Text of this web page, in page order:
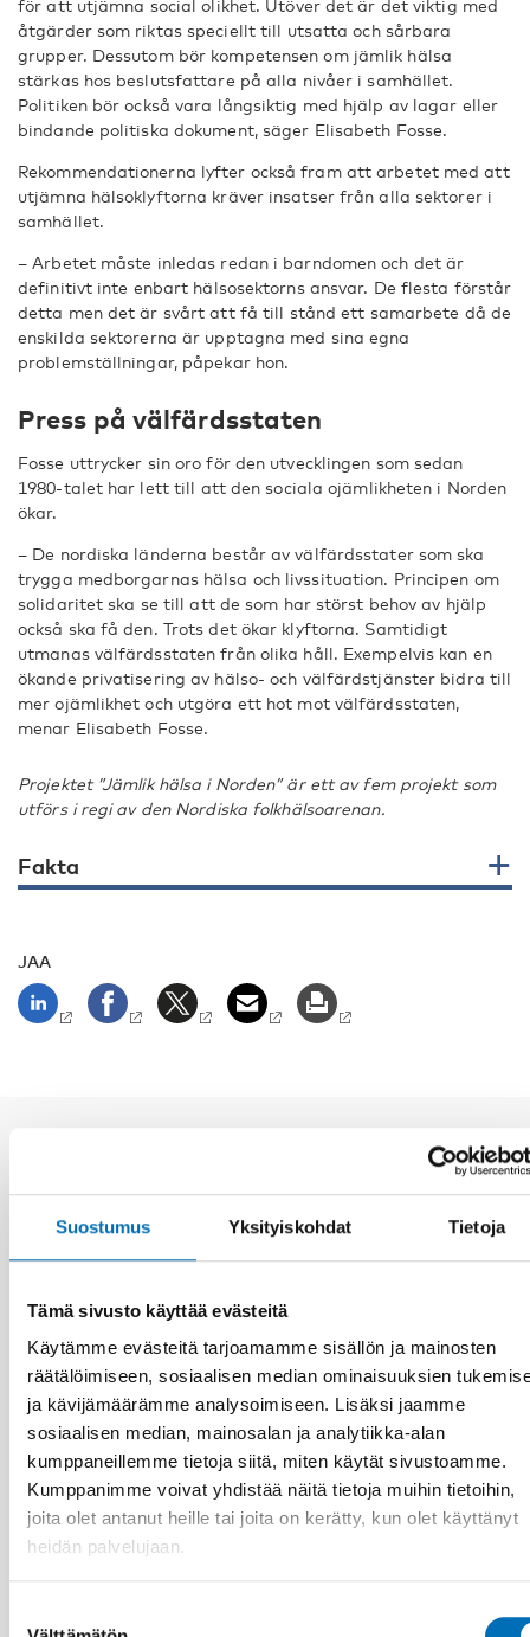
Suostumus Yksityiskohdat Tietoja
Tämä sivusto käyttää evästeitä
Käytämme evästeitä tarjoamamme sisällön ja mainosten
räätälöimiseen, sosiaalisen median ominaisuuksien
ja kävijämäärämme analysoimiseen. Lisäksi jaamme
sosiaalisen median, mainosalan ja analytiikka-alan
kumppaneillemme tietoja siitä, miten käytät sivustoamme.
Kumppanimme voivat yhdistää näitä tietoja muihin tietoihin,
joita olet antanut heille tai joita on kerätty, kun olet käyttänyt
heidän palvelujaan.
för att utjämna social olikhet. Utöver det är det viktig med
åtgärder som riktas speciellt till utsatta och sårbara
grupper. Dessutom bör kompetensen om jämlik hälsa
stärkas hos beslutsfattare på alla nivåer i samhället.
Politiken bör också vara långsiktig med hjälp av lagar eller
bindande politiska dokument, säger Elisabeth Fosse.
Rekommendationerna lyfter också fram att arbetet med att
utjämna hälsoklyftorna kräver insatser från alla sektorer i
samhället.
– Arbetet måste inledas redan i barndomen och det är
definitivt inte enbart hälsosektorns ansvar. De flesta förstår
detta men det är svårt att få till stånd ett samarbete då de
enskilda sektorerna är upptagna med sina egna
problemställningar, påpekar hon.
Press på välfärdsstaten
Fosse uttrycker sin oro för den utvecklingen som sedan
1980-talet har lett till att den sociala ojämlikheten i Norden
ökar.
– De nordiska länderna består av välfärdsstater som ska
trygga medborgarnas hälsa och livssituation. Principen om
solidaritet ska se till att de som har störst behov av hjälp
också ska få den. Trots det ökar klyftorna. Samtidigt
utmanas välfärdsstaten från olika håll. Exempelvis kan en
ökande privatisering av hälso- och välfärdstjänster bidra till
mer ojämlikhet och utgöra ett hot mot välfärdsstaten,
menar Elisabeth Fosse.
Projektet ”Jämlik hälsa i Norden” är ett av fem projekt som
utförs i regi av den Nordiska folkhälsoarenan.
Fakta
JAA
Aiheeseen liittyviä uutisia